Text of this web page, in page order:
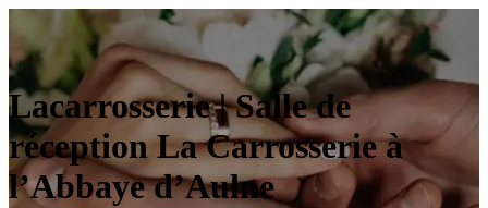
Lacar­ros­se­rie | Salle de
réception La Carrosserie à
l’Abbaye d’Aulne